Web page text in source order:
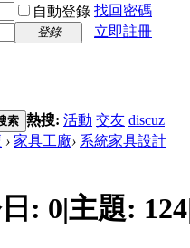
自動登錄 找回密碼
登錄
立即註冊
索 熱搜: 活動 交友 discuz
› 家具工廠› 系統家具設計
: 0|主題: 124